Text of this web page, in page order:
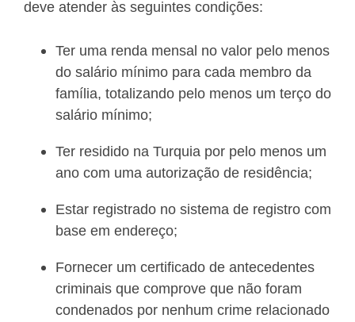
deve atender às seguintes condições:
Ter uma renda mensal no valor pelo menos
do salário mínimo para cada membro da
família, totalizando pelo menos um terço do
salário mínimo;
Ter residido na Turquia por pelo menos um
ano com uma autorização de residência;
Estar registrado no sistema de registro com
base em endereço;
Fornecer um certificado de antecedentes
criminais que comprove que não foram
condenados por nenhum crime relacionado